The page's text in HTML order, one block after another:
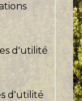
d'utilité
d'utilité